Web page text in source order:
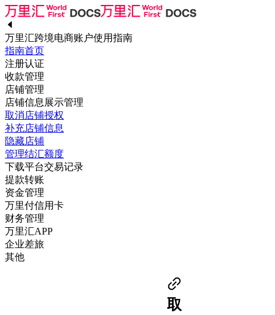
万里汇跨境电商账户使用指南
指南首页
注册认证
收款管理
店铺管理
店铺信息展示管理
取消店铺授权
补充店铺信息
隐藏店铺
管理结汇额度
下载平台交易记录
提款转账
资金管理
万里付信用卡
财务管理
万里汇APP
企业差旅
其他
取